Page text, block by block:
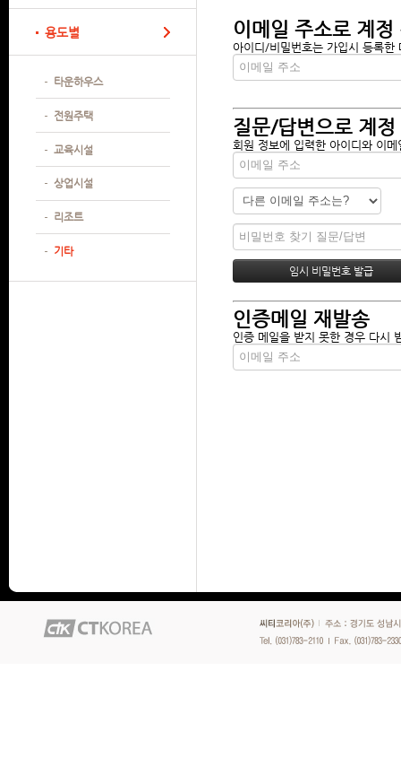
용도별
타운하우스
전원주택
교육시설
상업시설
리조트
기타
이메일 주소로 계정
아이디/비밀번호는 가입시 등록
질문/답변으로 계정
회원 정보에 입력한 아이디와 이
인증메일 재발송
인증 메일을 받지 못한 경우 다시